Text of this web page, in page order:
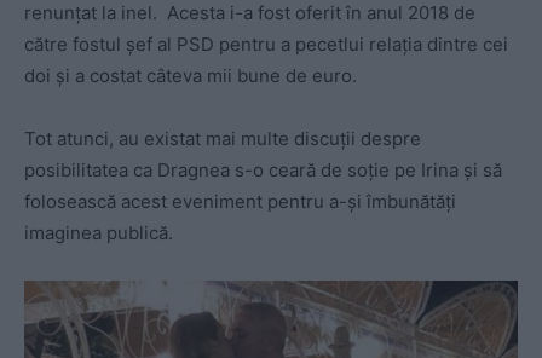
renunțat la inel. Acesta i-a fost oferit în anul 2018 de
către fostul șef al PSD pentru a pecetlui relația dintre cei
doi și a costat câteva mii bune de euro.
Tot atunci, au existat mai multe discuții despre
posibilitatea ca Dragnea s-o ceară de soție pe Irina și să
folosească acest eveniment pentru a-și îmbunătăți
imaginea publică.